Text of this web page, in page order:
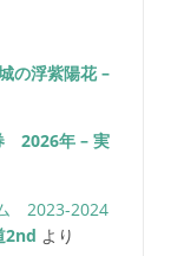
の浮紫陽花 –
2026年 – 実
2023-2024
2nd より